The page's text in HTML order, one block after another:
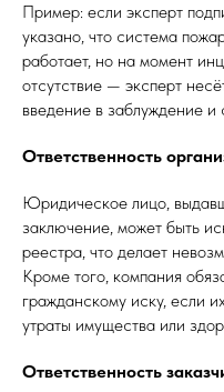
Пример: если эксперт
указано, что система
работает, но на момент
отсутствие — эксперт
введение в заблуждение
Ответственность
Юридическое лицо,
заключение, может быть
реестра, что делает
Кроме того, компания
гражданскому иску, если
утраты имущества или
Ответственность